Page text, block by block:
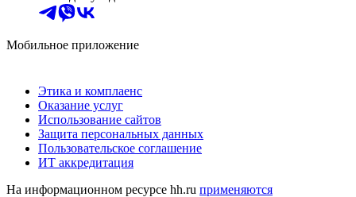
Мобильное приложение
Этика и комплаенс
Оказание услуг
Использование сайтов
Защита персональных данных
Пользовательское соглашение
ИТ аккредитация
На информационном ресурсе hh.ru применяются